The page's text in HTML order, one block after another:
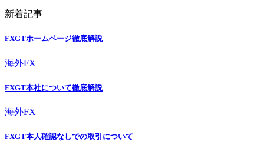
新着記事
FXGTホームページ徹底解説
海外FX
FXGT本社について徹底解説
海外FX
FXGT本人確認なしでの取引について